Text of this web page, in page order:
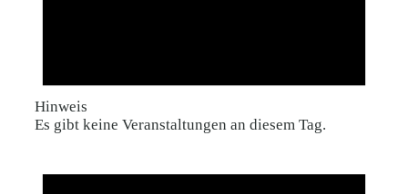
Hinweis
Es gibt keine Veranstaltungen an diesem Tag.